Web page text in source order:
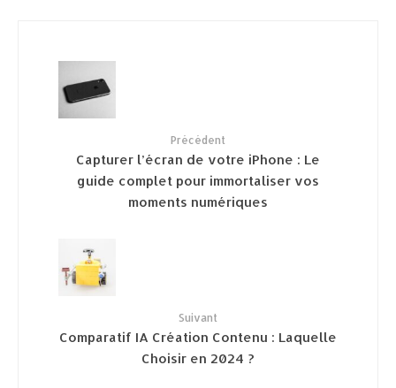
Précédent
Capturer l’écran de votre iPhone : Le
guide complet pour immortaliser vos
moments numériques
Suivant
Comparatif IA Création Contenu : Laquelle
Choisir en 2024 ?